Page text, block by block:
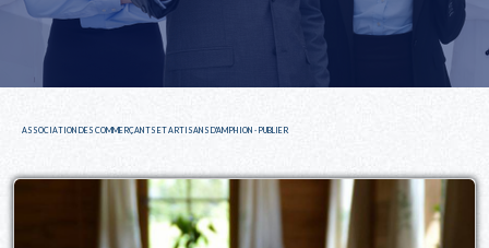
ASSOCIATION DES COMMERÇANTS ET ARTISANS D'AMPHION - PUBLIER